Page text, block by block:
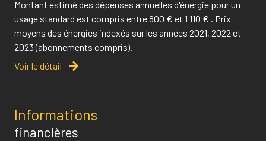
Montant estimé des dépenses annuelles d'énergie pour un
usage standard est compris entre 800 € et 1 110 € . Prix
moyens des énergies indexés sur les années 2021, 2022 et
2023 (abonnements compris).
Voir le détail
Informations
financières